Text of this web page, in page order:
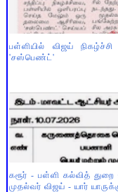
பள்ளியில் விஜய்
'சஸ்பெண்ட்'
கரூர் - பள்ளி கல்வித்
முதல்வர் விஜய் - யார்